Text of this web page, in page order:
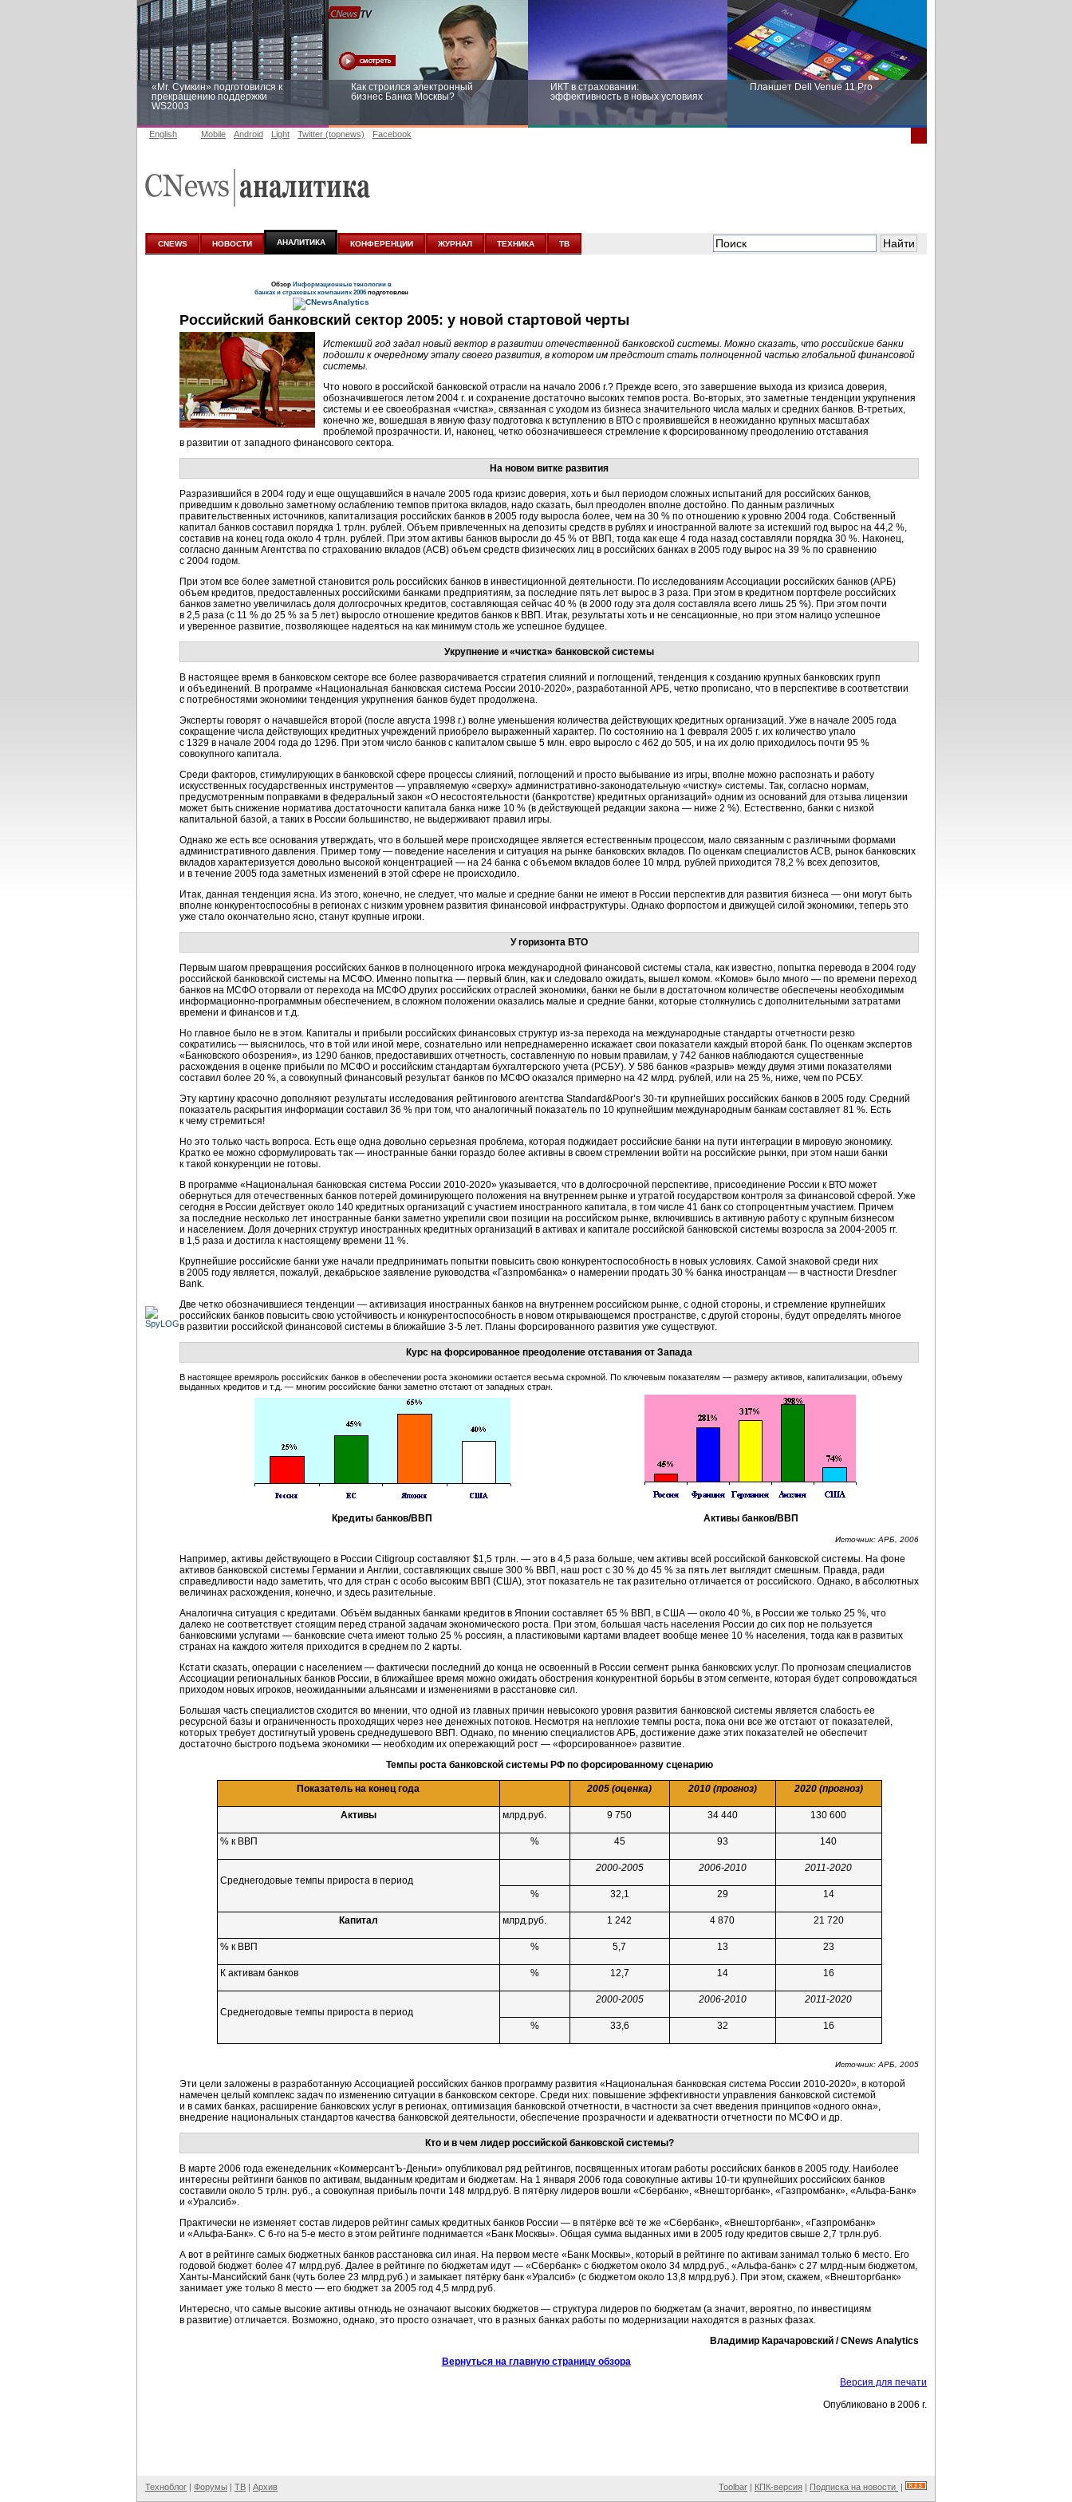
«Mr. Сумкин» подготовился к
прекращению поддержки
WS2003
Как строился электронный
бизнес Банка Москвы?
ИКТ в страховании:
эффективность в новых условиях
Планшет Dell Venue 11 Pro
аналитике
новых условиях
English Mobile Android Light Twitter (topnews) Facebook
CNEWS НОВОСТИ АНАЛИТИКА КОНФЕРЕНЦИИ ЖУРНАЛ ТЕХНИКА ТВ
Обзор Информационные тенологии в
банках и страховых компаниях 2006подготовлен
Российский банковский сектор 2005: у новой стартовой черты
Истекший год задал новый вектор в развитии отечественной банковской системы. Можно сказать, что российские банки
подошли к очередному этапу своего развития, в котором им предстоит стать полноценной частью глобальной финансовой
системы.
Что нового в российской банковской отрасли на начало 2006 г.? Прежде всего, это завершение выхода из кризиса доверия,
обозначившегося летом 2004 г. и сохранение достаточно высоких темпов роста. Во-вторых, это заметные тенденции укрупнения
системы и ее своеобразная «чистка», связанная с уходом из бизнеса значительного числа малых и средних банков. В-третьих,
конечно же, вошедшая в явную фазу подготовка к вступлению в ВТО с проявившейся в неожиданно крупных масштабах
проблемой прозрачности. И, наконец, четко обозначившееся стремление к форсированному преодолению отставания
в развитии от западного финансового сектора.
На новом витке развития
Разразившийся в 2004 году и еще ощущавшийся в начале 2005 года кризис доверия, хоть и был периодом сложных испытаний для российских банков,
приведшим к довольно заметному ослаблению темпов притока вкладов, надо сказать, был преодолен вполне достойно. По данным различных
правительственных источников, капитализация российских банков в 2005 году выросла более, чем на 30 % по отношению к уровню 2004 года. Собственный
капитал банков составил порядка 1 трлн. рублей. Объем привлеченных на депозиты средств в рублях и иностранной валюте за истекший год вырос на 44,2 %,
составив на конец года около 4 трлн. рублей. При этом активы банков выросли до 45 % от ВВП, тогда как еще 4 года назад составляли порядка 30 %. Наконец,
согласно данным Агентства по страхованию вкладов (АСВ) объем средств физических лиц в российских банках в 2005 году вырос на 39 % по сравнению
с 2004 годом.
При этом все более заметной становится роль российских банков в инвестиционной деятельности. По исследованиям Ассоциации российских банков (АРБ)
объем кредитов, предоставленных российскими банками предприятиям, за последние пять лет вырос в 3 раза. При этом в кредитном портфеле российских
банков заметно увеличилась доля долгосрочных кредитов, составляющая сейчас 40 % (в 2000 году эта доля составляла всего лишь 25 %). При этом почти
в 2,5 раза (с 11 % до 25 % за 5 лет) выросло отношение кредитов банков к ВВП. Итак, результаты хоть и не сенсационные, но при этом налицо успешное
и уверенное развитие, позволяющее надеяться на как минимум столь же успешное будущее.
Укрупнение и «чистка» банковской системы
В настоящее время в банковском секторе все более разворачивается стратегия слияний и поглощений, тенденция к созданию крупных банковских групп
и объединений. В программе «Национальная банковская система России 2010-2020», разработанной АРБ, четко прописано, что в перспективе в соответствии
с потребностями экономики тенденция укрупнения банков будет продолжена.
Эксперты говорят о начавшейся второй (после августа 1998 г.) волне уменьшения количества действующих кредитных организаций. Уже в начале 2005 года
сокращение числа действующих кредитных учреждений приобрело выраженный характер. По состоянию на 1 февраля 2005 г. их количество упало
с 1329 в начале 2004 года до 1296. При этом число банков с капиталом свыше 5 млн. евро выросло с 462 до 505, и на их долю приходилось почти 95 %
совокупного капитала.
Среди факторов, стимулирующих в банковской сфере процессы слияний, поглощений и просто выбывание из игры, вполне можно распознать и работу
искусственных государственных инструментов — управляемую «сверху» административно-законодательную «чистку» системы. Так, согласно нормам,
предусмотренным поправками в федеральный закон «О несостоятельности (банкротстве) кредитных организаций» одним из оснований для отзыва лицензии
может быть снижение норматива достаточности капитала банка ниже 10 % (в действующей редакции закона — ниже 2 %). Естественно, банки с низкой
капитальной базой, а таких в России большинство, не выдерживают правил игры.
Однако же есть все основания утверждать, что в большей мере происходящее является естественным процессом, мало связанным с различными формами
административного давления. Пример тому — поведение населения и ситуация на рынке банковских вкладов. По оценкам специалистов АСВ, рынок банковских
вкладов характеризуется довольно высокой концентрацией — на 24 банка с объемом вкладов более 10 млрд. рублей приходится 78,2 % всех депозитов,
и в течение 2005 года заметных изменений в этой сфере не происходило.
Итак, данная тенденция ясна. Из этого, конечно, не следует, что малые и средние банки не имеют в России перспектив для развития бизнеса — они могут быть
вполне конкурентоспособны в регионах с низким уровнем развития финансовой инфраструктуры. Однако форпостом и движущей силой экономики, теперь это
уже стало окончательно ясно, станут крупные игроки.
У горизонта ВТО
Первым шагом превращения российских банков в полноценного игрока международной финансовой системы стала, как известно, попытка перевода в 2004 году
российской банковской системы на МСФО. Именно попытка — первый блин, как и следовало ожидать, вышел комом. «Комов» было много — по времени переход
банков на МСФО оторвали от перехода на МСФО других российских отраслей экономики, банки не были в достаточном количестве обеспечены необходимым
информационно-программным обеспечением, в сложном положении оказались малые и средние банки, которые столкнулись с дополнительными затратами
времени и финансов и т.д.
Но главное было не в этом. Капиталы и прибыли российских финансовых структур из-за перехода на международные стандарты отчетности резко
сократились — выяснилось, что в той или иной мере, сознательно или непреднамеренно искажает свои показатели каждый второй банк. По оценкам экспертов
«Банковского обозрения», из 1290 банков, предоставивших отчетность, составленную по новым правилам, у 742 банков наблюдаются существенные
расхождения в оценке прибыли по МСФО и российским стандартам бухгалтерского учета (РСБУ). У 586 банков «разрыв» между двумя этими показателями
составил более 20 %, а совокупный финансовый результат банков по МСФО оказался примерно на 42 млрд. рублей, или на 25 %, ниже, чем по РСБУ.
Эту картину красочно дополняют результаты исследования рейтингового агентства Standard&Poor’s 30-ти крупнейших российских банков в 2005 году. Средний
показатель раскрытия информации составил 36 % при том, что аналогичный показатель по 10 крупнейшим международным банкам составляет 81 %. Есть
к чему стремиться!
Но это только часть вопроса. Есть еще одна довольно серьезная проблема, которая поджидает российские банки на пути интеграции в мировую экономику.
Кратко ее можно сформулировать так — иностранные банки гораздо более активны в своем стремлении войти на российские рынки, при этом наши банки
к такой конкуренции не готовы.
В программе «Национальная банковская система России 2010-2020» указывается, что в долгосрочной перспективе, присоединение России к ВТО может
обернуться для отечественных банков потерей доминирующего положения на внутреннем рынке и утратой государством контроля за финансовой сферой. Уже
сегодня в России действует около 140 кредитных организаций с участием иностранного капитала, в том числе 41 банк со стопроцентным участием. Причем
за последние несколько лет иностранные банки заметно укрепили свои позиции на российском рынке, включившись в активную работу с крупным бизнесом
и населением. Доля дочерних структур иностранных кредитных организаций в активах и капитале российской банковской системы возросла за 2004-2005 гг.
в 1,5 раза и достигла к настоящему времени 11 %.
Крупнейшие российские банки уже начали предпринимать попытки повысить свою конкурентоспособность в новых условиях. Самой знаковой среди них
в 2005 году является, пожалуй, декабрьское заявление руководства «Газпромбанка» о намерении продать 30 % банка иностранцам — в частности Dresdner
Bank.
Две четко обозначившиеся тенденции — активизация иностранных банков на внутреннем российском рынке, с одной стороны, и стремление крупнейших
российских банков повысить свою устойчивость и конкурентоспособность в новом открывающемся пространстве, с другой стороны, будут определять многое
в развитии российской финансовой системы в ближайшие 3-5 лет. Планы форсированного развития уже существуют.
Курс на форсированное преодоление отставания от Запада
В настоящее времяроль российских банков в обеспечении роста экономики остается весьма скромной. По ключевым показателям — размеру активов, капитализации, объему
выданных кредитов и т.д. — многим российские банки заметно отстают от западных стран.
Кредиты банков/ВВП Активы банков/ВВП
Источник: АРБ, 2006
Например, активы действующего в России Citigroup составляют $1,5 трлн. — это в 4,5 раза больше, чем активы всей российской банковской системы. На фоне
активов банковской системы Германии и Англии, составляющих свыше 300 % ВВП, наш рост с 30 % до 45 % за пять лет выглядит смешным. Правда, ради
справедливости надо заметить, что для стран с особо высоким ВВП (США), этот показатель не так разительно отличается от российского. Однако, в абсолютных
величинах расхождения, конечно, и здесь разительные.
Аналогична ситуация с кредитами. Объём выданных банками кредитов в Японии составляет 65 % ВВП, в США — около 40 %, в России же только 25 %, что
далеко не соответствует стоящим перед страной задачам экономического роста. При этом, большая часть населения России до сих пор не пользуется
банковскими услугами — банковские счета имеют только 25 % россиян, а пластиковыми картами владеет вообще менее 10 % населения, тогда как в развитых
странах на каждого жителя приходится в среднем по 2 карты.
Кстати сказать, операции с населением — фактически последний до конца не освоенный в России сегмент рынка банковских услуг. По прогнозам специалистов
Ассоциации региональных банков России, в ближайшее время можно ожидать обострения конкурентной борьбы в этом сегменте, которая будет сопровождаться
приходом новых игроков, неожиданными альянсами и изменениями в расстановке сил.
Большая часть специалистов сходится во мнении, что одной из главных причин невысокого уровня развития банковской системы является слабость ее
ресурсной базы и ограниченность проходящих через нее денежных потоков. Несмотря на неплохие темпы роста, пока они все же отстают от показателей,
которых требует достигнутый уровень среднедушевого ВВП. Однако, по мнению специалистов АРБ, достижение даже этих показателей не обеспечит
достаточно быстрого подъема экономики — необходим их опережающий рост — «форсированное» развитие.
Темпы роста банковской системы РФ по форсированному сценарию
Показатель на конец года 2005 (оценка) 2010 (прогноз) 2020 (прогноз)
Активы млрд.руб. 9 750 34 440 130 600
% к ВВП % 45 93 140
Среднегодовые темпы прироста в период
2000-2005 2006-2010 2011-2020
% 32,1 29 14
Капитал млрд.руб. 1 242 4 870 21 720
% к ВВП % 5,7 13 23
К активам банков % 12,7 14 16
Среднегодовые темпы прироста в период
2000-2005 2006-2010 2011-2020
% 33,6 32 16
Источник: АРБ, 2005
Эти цели заложены в разработанную Ассоциацией российских банков программу развития «Национальная банковская система России 2010-2020», в которой
намечен целый комплекс задач по изменению ситуации в банковском секторе. Среди них: повышение эффективности управления банковской системой
и в самих банках, расширение банковских услуг в регионах, оптимизация банковской отчетности, в частности за счет введения принципов «одного окна»,
внедрение национальных стандартов качества банковской деятельности, обеспечение прозрачности и адекватности отчетности по МСФО и др.
Кто и в чем лидер российской банковской системы?
В марте 2006 года еженедельник «КоммерсантЪ-Деньги» опубликовал ряд рейтингов, посвященных итогам работы российских банков в 2005 году. Наиболее
интересны рейтинги банков по активам, выданным кредитам и бюджетам. На 1 января 2006 года совокупные активы 10-ти крупнейших российских банков
составили около 5 трлн. руб., а совокупная прибыль почти 148 млрд.руб. В пятёрку лидеров вошли «Сбербанк», «Внешторгбанк», «Газпромбанк», «Альфа-Банк»
и «Уралсиб».
Практически не изменяет состав лидеров рейтинг самых кредитных банков России — в пятёрке всё те же «Сбербанк», «Внешторгбанк», «Газпромбанк»
и «Альфа-Банк». С 6-го на 5-е место в этом рейтинге поднимается «Банк Москвы». Общая сумма выданных ими в 2005 году кредитов свыше 2,7 трлн.руб.
А вот в рейтинге самых бюджетных банков расстановка сил иная. На первом месте «Банк Москвы», который в рейтинге по активам занимал только 6 место. Его
годовой бюджет более 47 млрд.руб. Далее в рейтинге по бюджетам идут — «Сбербанк» с бюджетом около 34 млрд.руб., «Альфа-банк» с 27 млрд-ным бюджетом,
Ханты-Мансийский банк (чуть более 23 млрд.руб.) и замыкает пятёрку банк «Уралсиб» (с бюджетом около 13,8 млрд.руб.). При этом, скажем, «Внешторгбанк»
занимает уже только 8 место — его бюджет за 2005 год 4,5 млрд.руб.
Интересно, что самые высокие активы отнюдь не означают высоких бюджетов — структура лидеров по бюджетам (а значит, вероятно, по инвестициям
в развитие) отличается. Возможно, однако, это просто означает, что в разных банках работы по модернизации находятся в разных фазах.
Владимир Карачаровский / CNews Analytics
Вернуться на главную страницу обзора
Версия для печати
Опубликовано в 2006 г.
Техноблог | Форумы | ТВ | Архив Toolbar | КПК-версия | Подписка на новости |